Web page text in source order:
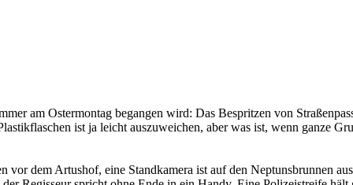
am Ostermontag begangen wird: Das Bespritzen von
ist ja leicht auszuweichen, aber was ist, wenn ganze
dem Artushof, eine Standkamera ist auf den Neptunsbrunnen